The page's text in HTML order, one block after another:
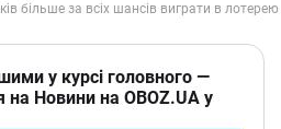
у курсі головного —
на Новини на OBOZ.UA у